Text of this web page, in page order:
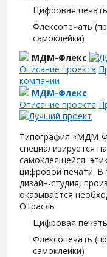
Цифровая печать
Флексопечать
самоклейки)
МДМ-Флекс
Описание проекта
компании
МДМ-Флекс
Описание проекта
Типография «МДМ-
специализируется
самоклеящейся
цифровой печати. В
дизайн-студия,
оказывается
Отрасль
Цифровая печать
Флексопечать
самоклейки)